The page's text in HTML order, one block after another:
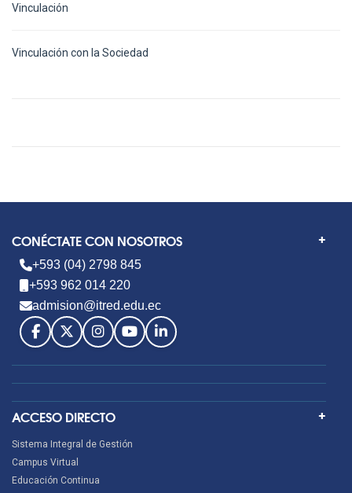
Vinculación
Vinculación con la Sociedad
CONÉCTATE CON NOSOTROS
+593 (04) 2798 845
+593 962 014 220
admision@itred.edu.ec
ACCESO DIRECTO
Sistema Integral de Gestión
Campus Virtual
Educación Continua